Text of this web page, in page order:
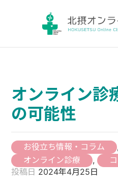
オンライン診
の可能性
お役立ち情報・コラム
,
オンライン診療
,
投稿日 2024年4月25日